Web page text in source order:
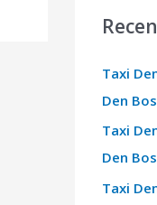
Taxi
Den
Taxi
Den
Taxi